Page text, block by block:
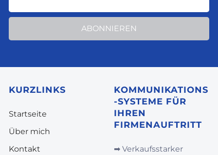
ABONNIEREN
KURZLINKS
Startseite
Über mich
Kontakt
KOMMUNIKATIONS
-SYSTEME FÜR
IHREN
FIRMENAUFTRITT
➡︎ Verkaufsstarker